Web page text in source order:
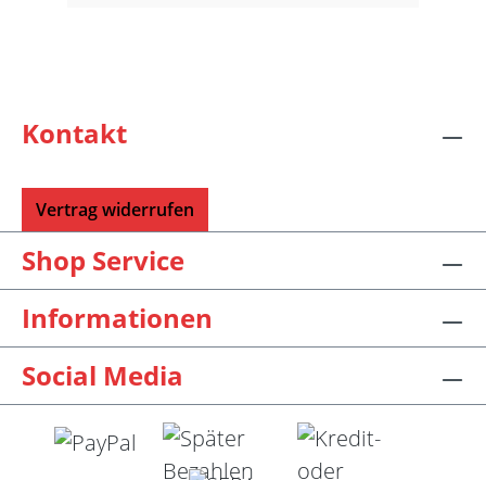
Kontakt
Vertrag widerrufen
Shop Service
Informationen
Social Media